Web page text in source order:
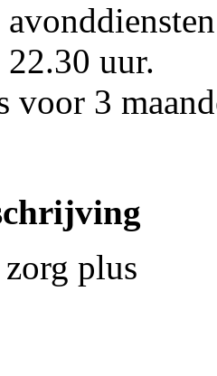
uur.
voor 3
plus